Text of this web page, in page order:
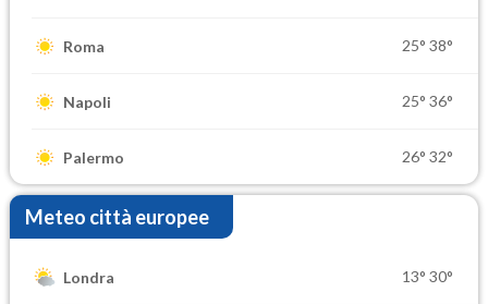
Roma 25° 38°
Napoli 25° 36°
Palermo 26° 32°
Meteo città europee
Londra 13° 30°